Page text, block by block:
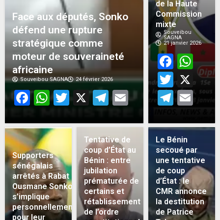
Face aux députés, Sonko
défend une rupture
stratégique comme
moteur de souveraineté
africaine
Souveibou SAGNA 24 février 2026
Facebook
WhatsApp
Twitter
X Telegram
Email
de la Haute
Commission
mixte
Souveibou
SAGNA
21 janvier 2026
X
Supporters
sénégalais
arrêtés à Rabat :
Ousmane Sonko
s’implique
personnellement
pour leur
Tentative de
coup d’État au
Bénin : entre
jubilation
prématurée de
certains et
rétablissement
de l’ordre
Le Bénin
secoué par
une tentative
de coup
d’État : le
CMR annonce
la destitution
de Patrice